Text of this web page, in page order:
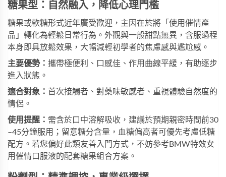
糖果型：自然融入，降低心理門檻
糖果或軟糖形式近年廣受歡迎，主因在於將「使用催情產
品」轉化為輕鬆日常行為。外觀與一般甜點無異，含服過程
本身即具放鬆效果，大幅減輕初學者的焦慮感與尷尬感。
主要優勢： 攜帶極便利、口感佳、作用曲線平緩，有助逐步
進入狀態。
適合對象： 首次接觸者、對藥味敏感者、重視體驗自然度的
情侶。
使用提醒： 需含於口中溶解吸收，建議於預期親密時間前30
–45分鐘服用；留意糖分含量，血糖偏高者可優先考慮低糖
配方。若您偏好此類友善入門方式，不妨參考 BMW特效女
用催情口服液的配套糖果組合方案。